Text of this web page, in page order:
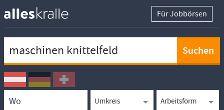
Für Jobbörsen
Ortssuche
Umkreissuche
Arbeitsform